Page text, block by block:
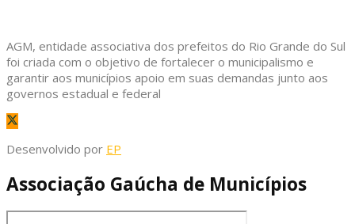
AGM, entidade associativa dos prefeitos do Rio Grande do Sul
foi criada com o objetivo de fortalecer o municipalismo e
garantir aos municípios apoio em suas demandas junto aos
governos estadual e federal
Desenvolvido por EP
Associação Gaúcha de Municípios